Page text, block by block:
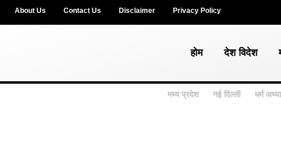
About Us Contact Us Disclaimer Privacy Policy
होम देश विदेश
मध्य प्रदेश नई दिल्ली धर्म